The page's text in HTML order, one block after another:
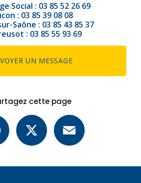
Social : 03 85 52 26 69
: 03 85 39 08 08
Saône : 03 85 43 85 37
: 03 85 55 93 69
UN MESSAGE
cette page
Facebook